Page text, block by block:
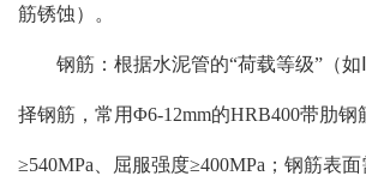
筋锈蚀）。
钢筋：根据水泥管的“荷载等级”（如
择钢筋，常用Φ6-12mm的HRB400带肋钢
≥540MPa、屈服强度≥400MPa；钢筋表